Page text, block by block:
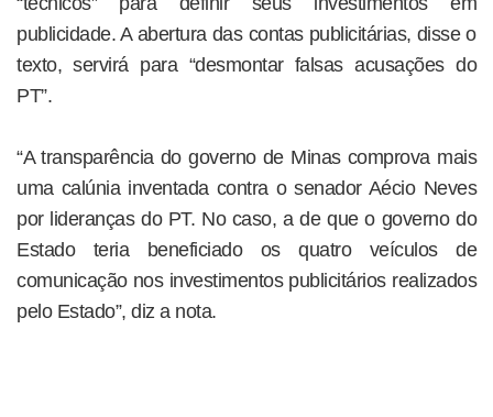
publicidade. A abertura das contas publicitárias, disse o
texto, servirá para “desmontar falsas acusações do
PT”.
“A transparência do governo de Minas comprova mais
uma calúnia inventada contra o senador Aécio Neves
por lideranças do PT. No caso, a de que o governo do
Estado teria beneficiado os quatro veículos de
comunicação nos investimentos publicitários realizados
pelo Estado”, diz a nota.